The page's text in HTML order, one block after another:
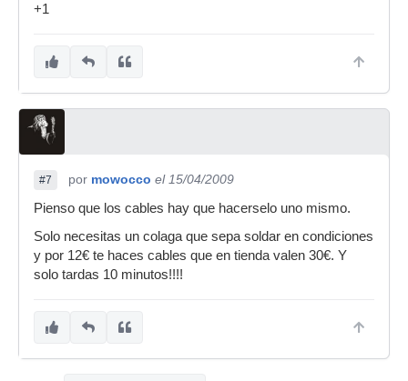
Puedes verlos aquí:
nos compramos un cable de 6 euros. Qué razón
tenía.
+1
#7 por mowocco el 15/04/2009
Pienso que los cables hay que hacerselo uno mismo.
Solo necesitas un colaga que sepa soldar en condiciones
y por 12€ te haces cables que en tienda valen 30€. Y
solo tardas 10 minutos!!!!